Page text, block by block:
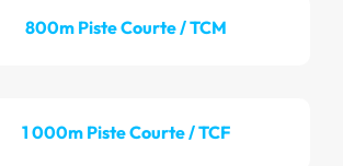
800m Piste Courte / TCM
1 000m Piste Courte / TCF